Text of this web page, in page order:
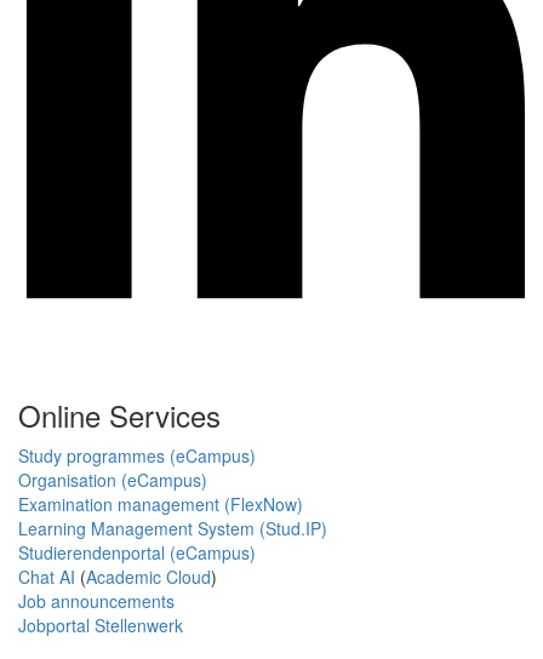
Online Services
Study programmes (eCampus)
Organisation (eCampus)
Examination management (FlexNow)
Learning Management System (Stud.IP)
Studierendenportal (eCampus)
Chat AI (Academic Cloud)
Job announcements
Jobportal Stellenwerk